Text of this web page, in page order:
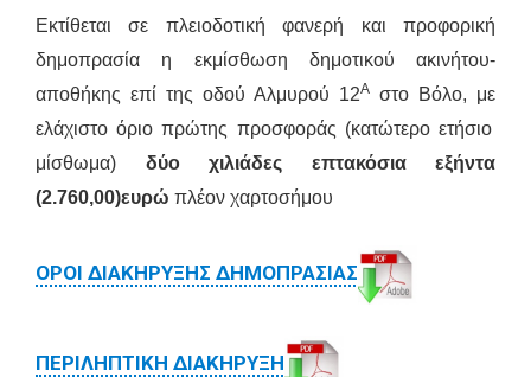
Εκτίθεται σε πλειοδοτική φανερή και προφορική
δημοπρασία η εκμίσθωση δημοτικού ακινήτου-
αποθήκης επί της οδού Αλμυρού 12Α στο Βόλο, με
ελάχιστο όριο πρώτης προσφοράς (κατώτερο ετήσιο
μίσθωμα) δύο χιλιάδες επτακόσια εξήντα
(2.760,00)ευρώ πλέον χαρτοσήμου
ΟΡΟΙ ΔΙΑΚΗΡΥΞΗΣ ΔΗΜΟΠΡΑΣΙΑΣ
ΠΕΡΙΛΗΠΤΙΚΗ ΔΙΑΚΗΡΥΞΗ